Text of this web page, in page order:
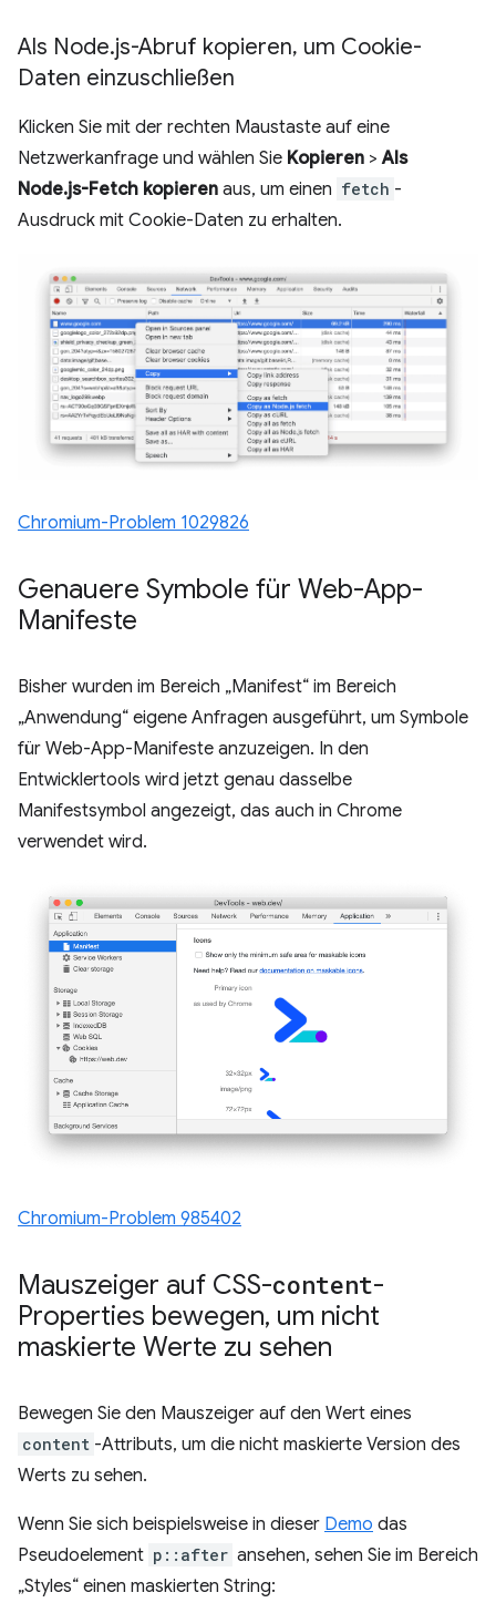
Als Node.js-Abruf kopieren, um Cookie-
Daten einzuschließen
Klicken Sie mit der rechten Maustaste auf eine
Netzwerkanfrage und wählen Sie Kopieren >Als
Node.js-Fetch kopieren aus, um einen fetch -
Ausdruck mit Cookie-Daten zu erhalten.
Chromium-Problem 1029826
Genauere Symbole für Web-App-
Manifeste
Bisher wurden im Bereich „Manifest“ im Bereich
„Anwendung“ eigene Anfragen ausgeführt, um Symbole
für Web-App-Manifeste anzuzeigen. In den
Entwicklertools wird jetzt genau dasselbe
Manifestsymbol angezeigt, das auch in Chrome
verwendet wird.
Chromium-Problem 985402
Mauszeiger auf CSS-content-
Properties bewegen, um nicht
maskierte Werte zu sehen
Bewegen Sie den Mauszeiger auf den Wert eines
content -Attributs, um die nicht maskierte Version des
Werts zu sehen.
Wenn Sie sich beispielsweise in dieser Demo das
Pseudoelement p::after ansehen, sehen Sie im Bereich
„Styles“ einen maskierten String: